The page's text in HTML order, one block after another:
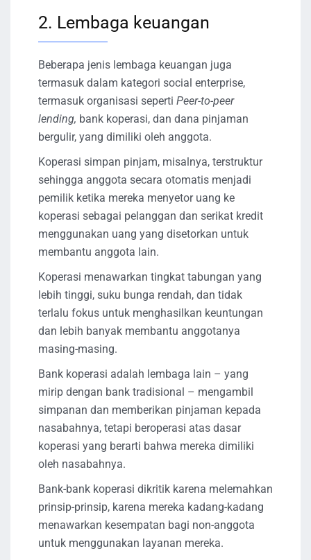
2. Lembaga keuangan
Beberapa jenis lembaga keuangan juga
termasuk dalam kategori social enterprise,
termasuk organisasi seperti Peer-to-peer
lending, bank koperasi, dan dana pinjaman
bergulir, yang dimiliki oleh anggota.
Koperasi simpan pinjam, misalnya, terstruktur
sehingga anggota secara otomatis menjadi
pemilik ketika mereka menyetor uang ke
koperasi sebagai pelanggan dan serikat kredit
menggunakan uang yang disetorkan untuk
membantu anggota lain.
Koperasi menawarkan tingkat tabungan yang
lebih tinggi, suku bunga rendah, dan tidak
terlalu fokus untuk menghasilkan keuntungan
dan lebih banyak membantu anggotanya
masing-masing.
Bank koperasi adalah lembaga lain – yang
mirip dengan bank tradisional – mengambil
simpanan dan memberikan pinjaman kepada
nasabahnya, tetapi beroperasi atas dasar
koperasi yang berarti bahwa mereka dimiliki
oleh nasabahnya.
Bank-bank koperasi dikritik karena melemahkan
prinsip-prinsip, karena mereka kadang-kadang
menawarkan kesempatan bagi non-anggota
untuk menggunakan layanan mereka.